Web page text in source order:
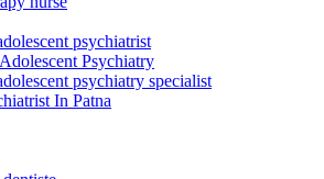
psychiatrist
Psychiatry
psychiatry specialist
In Patna